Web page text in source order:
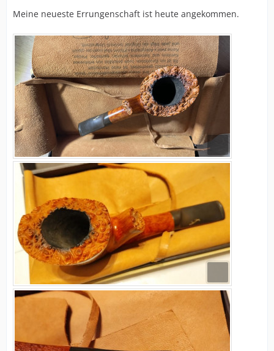
Meine neueste Errungenschaft ist heute angekommen.